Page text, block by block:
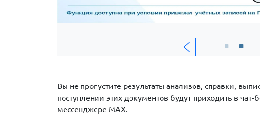
Вы не пропустите результаты анализов, справки,
поступлении этих документов будут приходить в
мессенджере МАХ.